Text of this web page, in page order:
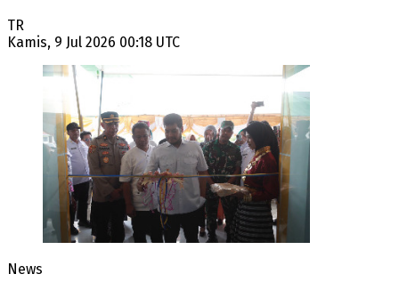
TR
Kamis, 9 Jul 2026 00:18 UTC
News